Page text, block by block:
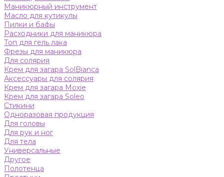
Маникюрный инструмент
Масло для кутикулы
Пилки и бафы
Расходники для маникюра
Топ для гель лака
Фрезы для маникюра
Для солярия
Крем для загара SolBianca
Аксессуары для солярия
Крем для загара Moxie
Крем для загара Soleo
Стикини
Одноразовая продукция
Для головы
Для рук и ног
Для тела
Универсальные
Другое
Полотенца